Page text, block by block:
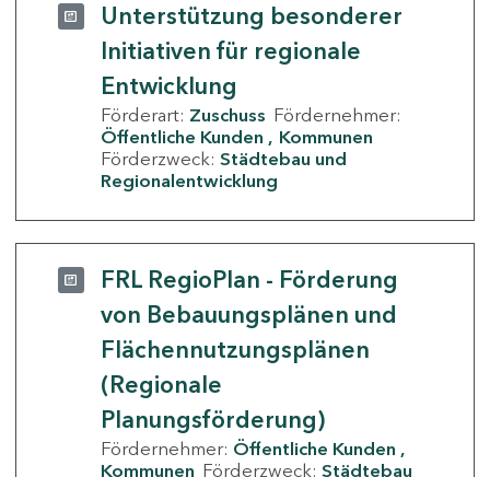
Unterstützung besonderer
Initiativen für regionale
Entwicklung
Förderart: Zuschuss Fördernehmer:
Öffentliche Kunden
Kommunen
Förderzweck: Städtebau und
Regionalentwicklung
FRL RegioPlan - Förderung
von Bebauungsplänen und
Flächennutzungsplänen
(Regionale
Planungsförderung)
Fördernehmer: Öffentliche Kunden
Kommunen Förderzweck: Städtebau